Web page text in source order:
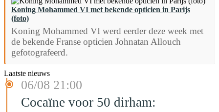
Koning Mohammed VI met bekende opticien in Parijs
(foto)
Koning Mohammed VI werd eerder deze week met
de bekende Franse opticien Johnatan Allouch
gefotografeerd.
Laatste nieuws
06/08 21:00
Cocaïne voor 50 dirham: